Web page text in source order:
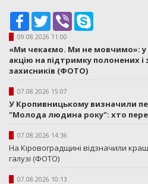
Facebook
TwitterViber
09.08.2026 11:00
«Ми чекаємо. Ми не мовчимо»: у
акцію на підтримку полонених і
захисників (ФОТО)
07.08.2026 15:07
У Кропивницькому визначили
"Молода людина року": хто
07.08.2026 14:36
На Кіровоградщині відзначили
галузі (ФОТО)
07.08.2026 10:13